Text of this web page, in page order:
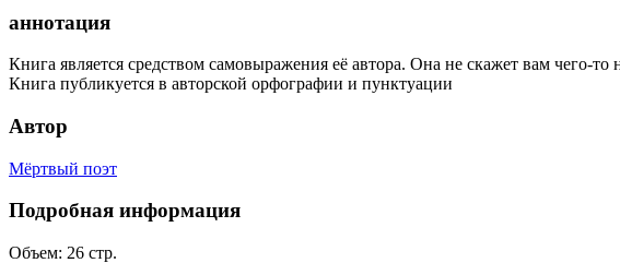
аннотация
Книга является средством самовыражения её автора. Она не скажет вам чего-
Книга публикуется в авторской орфографии и пунктуации
Автор
Мёртвый поэт
Подробная информация
Объем: 26 стр.